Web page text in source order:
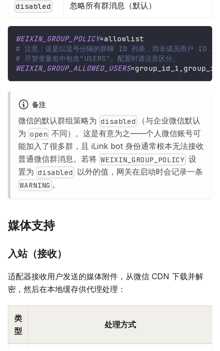
disabled 忽略所有群消息（默认）
WEIXIN_GROUP_POLICY=allowlist
# 注意：这是以逗号分隔的群聊 ID 列表，而非成员用户 ID，
# 尽管变量名中包含"USERS"。配置时请注意区分。
WEIXIN_GROUP_ALLOWED_USERS=
备注
微信的默认群组策略为 disabled
（与企业微信默认
为 open 不同）。这是有意为之——个人微信账号可
能加入了很多群，且 iLink bot 身份通常根本无法接收
普通微信群消息。若将 WEIXIN_GROUP_POLICY 设
置为 disabled 以外的值，网关在启动时会记录一条
WARNING 。
媒体支持
入站（接收）
适配器接收用户发送的媒体附件，从微信 CDN 下载并解
密，然后在本地缓存供代理处理：
类
型
处理方式